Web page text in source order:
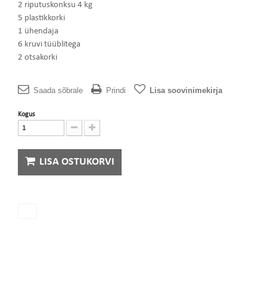
2 riputuskonksu 4 kg
5 plastikkorki
1 ühendaja
6 kruvi tüüblitega
2 otsakorki
Saada sõbrale Prindi Lisa soovinimekirja
Kogus
LISA OSTUKORVI